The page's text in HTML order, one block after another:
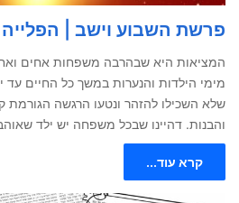
פרשת השבוע וישב | הפלייה
המציאות היא שבהרבה משפחות אחים
מימי הילדות והנערות במשך כל החיים
שלא השכילו להזהר ונטעו הרגשה הגורמת
והבנות. דהיינו שבכל משפחה יש ילד
קרא עוד...